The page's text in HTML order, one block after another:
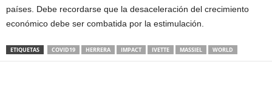
países. Debe recordarse que la desaceleración del crecimiento
económico debe ser combatida por la estimulación.
ETIQUETAS COVID19 HERRERA IMPACT IVETTE MASSIEL WORLD